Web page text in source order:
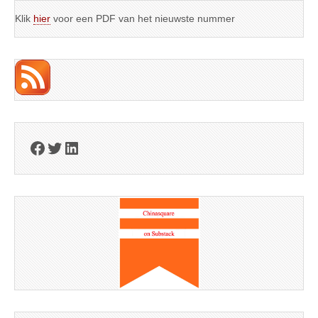
Klik hier voor een PDF van het nieuwste nummer
Facebook
Twitter
LinkedIn